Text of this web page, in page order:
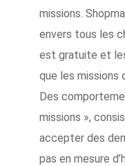
missions.
envers tous les
est gratuite et
que les missions
Des
missions »,
accepter des
pas en mesure